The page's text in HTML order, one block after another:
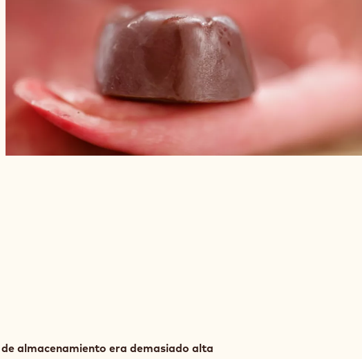
almacenamiento era demasiado alta